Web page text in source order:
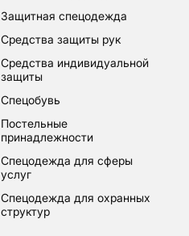
защитная спецодежда
средства защиты рук
средства индивидуальной
защиты
спецобувь
постельные
принадлежности
спецодежда для сферы
услуг
спецодежда для охранных
структур